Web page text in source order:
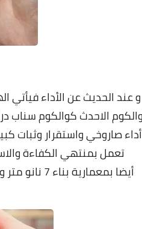
و عند الحديث عن الأداء فيأتي
أداء صاروخي واستقرار وثبات
تعمل بمنتهي الكفاءة
أيضا